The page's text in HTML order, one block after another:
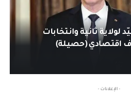
لولاية ثانية وانتخابات
اقتصادي (حصيلة)
- الإعلانات -